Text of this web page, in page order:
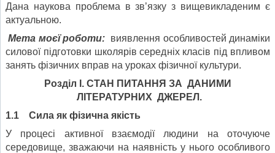
Дана наукова проблема в зв’язку з вищевикладеним є
актуальною.
Мета моєї роботи: виявлення особливостей динаміки
силової підготовки школярів середніх класів під впливом
занять фізичних вправ на уроках фізичної культури.
Розділ Ι. СТАН ПИТАННЯ ЗА ДАНИМИ
ЛІТЕРАТУРНИХ ДЖЕРЕЛ.
1.1 Сила як фізична якість
У процесі активної взаємодії людини на оточуюче
середовище, зважаючи на наявність у нього особливого